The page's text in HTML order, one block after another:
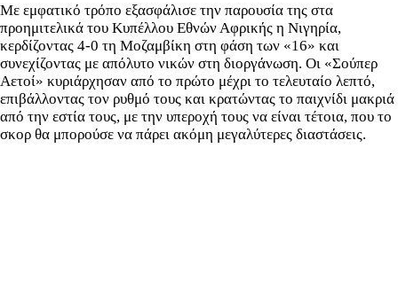
Με εμφατικό τρόπο εξασφάλισε την παρουσία της στα
προημιτελικά του Κυπέλλου Εθνών Αφρικής η Νιγηρία,
κερδίζοντας 4-0 τη Μοζαμβίκη στη φάση των «16» και
συνεχίζοντας με απόλυτο νικών στη διοργάνωση. Οι «Σούπερ
Αετοί» κυριάρχησαν από το πρώτο μέχρι το τελευταίο λεπτό,
επιβάλλοντας τον ρυθμό τους και κρατώντας το παιχνίδι μακριά
από την εστία τους, με την υπεροχή τους να είναι τέτοια, που το
σκορ θα μπορούσε να πάρει ακόμη μεγαλύτερες διαστάσεις.